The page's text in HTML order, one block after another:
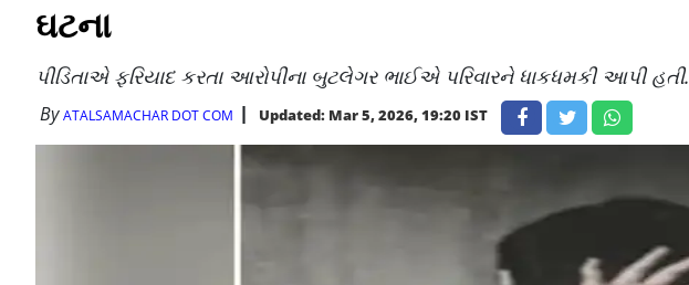
ઘટના
પીડિતાએ ફરિયાદ કરતા આરોપીના બુટલેગર ભાઈએ પરિવારને ધાકધમકી આપી હતી.
ByATALSAMACHAR DOT COM Updated: Mar 5, 2026, 19:20 IST